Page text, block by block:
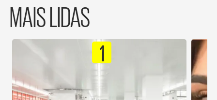
MAIS LIDAS
1